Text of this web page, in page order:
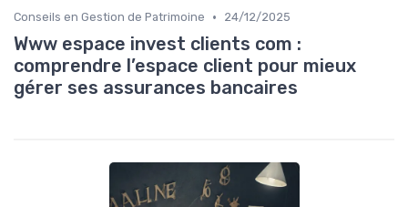
Conseils en Gestion de Patrimoine • 24/12/2025
Www espace invest clients com :
comprendre l’espace client pour mieux
gérer ses assurances bancaires